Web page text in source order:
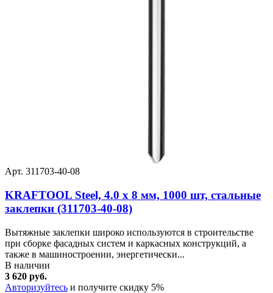
Арт. 311703-40-08
KRAFTOOL Steel, 4.0 x 8 мм, 1000 шт, стальные
заклепки (311703-40-08)
Вытяжные заклепки широко используются в строительстве
при сборке фасадных систем и каркасных конструкций, а
также в машиностроении, энергетически...
В наличии
3 620 руб.
Авторизуйтесь и получите скидку 5%